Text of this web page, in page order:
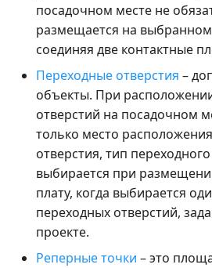
посадочном месте не
размещается на
соединяя две контактные
Переходные отверстия –
объекты. При
отверстий на посадочном
только место
отверстия, тип
выбирается при
плату, когда выбирается
переходных отверстий,
проекте.
Реперные точки – это